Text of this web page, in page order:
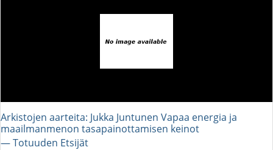
Arkistojen aarteita: Jukka Juntunen Vapaa energia ja
maailmanmenon tasapainottamisen keinot
― Totuuden Etsijät